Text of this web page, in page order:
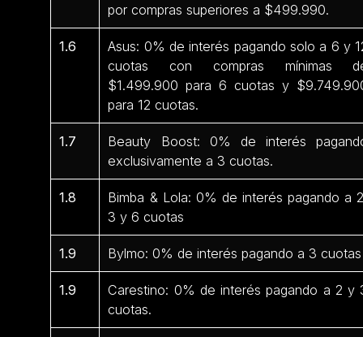
por compras superiores a $499.990.
1.6
Asus: 0% de interés pagando solo a 6 y
cuotas con compras mínimas
$1.499.900 para 6 cuotas y
para 12 cuotas.
1.7
Beauty Boost: 0% de interés
exclusivamente a 3 cuotas.
1.8
Bimba & Lola: 0% de interés pagando a
3 y 6 cuotas
1.9 Bylmo: 0% de interés pagando a 3 cuotas
1.9
Carestino: 0% de interés pagando a 2 y
cuotas.